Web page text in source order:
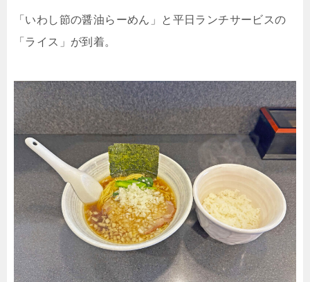
「いわし節の醤油らーめん」と平日ランチサービスの
「ライス」が到着。